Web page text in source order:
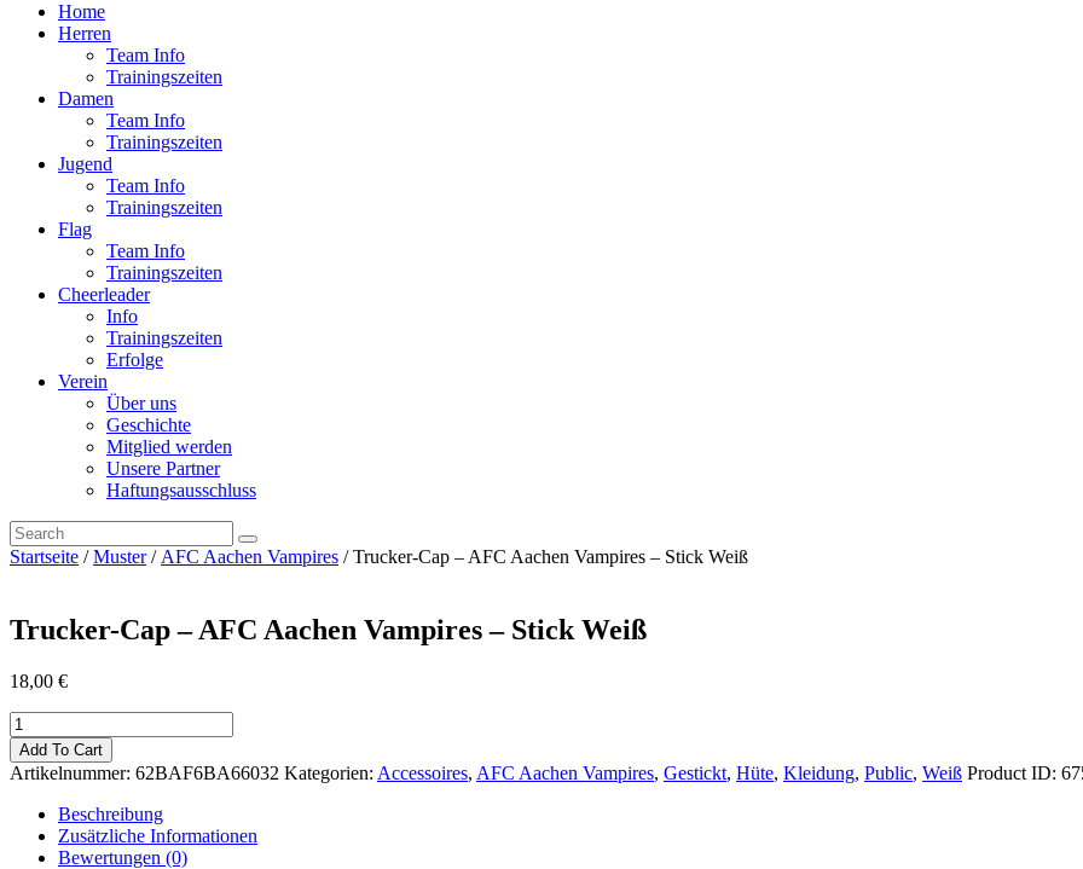
Home
Herren
Team Info
Trainingszeiten
Damen
Team Info
Trainingszeiten
Jugend
Team Info
Trainingszeiten
Flag
Team Info
Trainingszeiten
Cheerleader
Info
Trainingszeiten
Erfolge
Verein
Über uns
Geschichte
Mitglied werden
Unsere Partner
Haftungsausschluss
Startseite /Muster/ AFC Aachen Vampires / Trucker-Cap – AFC Aachen Vampires – Stick Weiß
Trucker-Cap – AFC Aachen Vampires – Stick Weiß
18,00 €
Trucker-
Cap
-
AFC
Aachen
Vampires
Add To Cart
Artikelnummer: 62BAF6BA66032 Kategorien: Accessoires, AFC Aachen Vampires, Gestickt, Hüte, Kleidung, Public, Weiß Product ID:
Beschreibung
Zusätzliche Informationen
Bewertungen (0)